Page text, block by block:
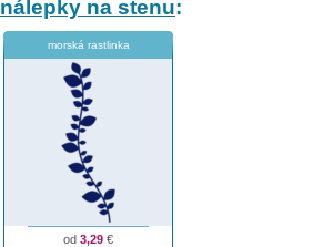
nálepky na stenu:
morská rastlinka
od 3,29 €